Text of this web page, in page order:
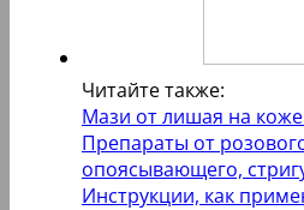
Читайте также:
Мази от лишая на коже
Препараты от
опоясывающего,
Инструкции, как